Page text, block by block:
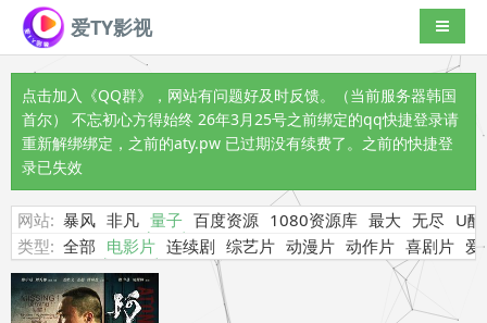
爱TY影视 导航切
点击加入《QQ群》
，网站有问题好及时反馈。（当前服务器韩国
首尔） 不忘初心方得始终 26年3月25号之前绑定的qq快捷登录请
重新解绑绑定，之前的aty.pw 已过期没有续费了。之前的快捷登
录已失效
网站: 暴风 非凡 量子 百度资源 1080资源库 最大 无尽 U酷
类型: 全部 电影片 连续剧 综艺片 动漫片 动作片 喜剧片 爱